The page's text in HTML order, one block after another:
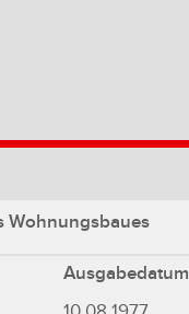
Wohnungsbaues
Ausgabedatum